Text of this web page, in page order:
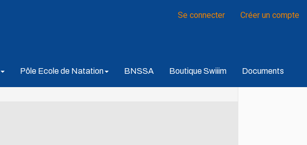
Se connecter Créer un compte
Pôle Ecole de Natation BNSSA Boutique Swiiim Documents